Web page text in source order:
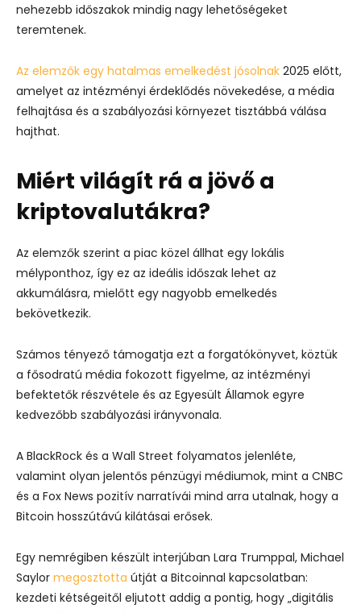
nehezebb időszakok mindig nagy lehetőségeket
teremtenek.
Az elemzők egy hatalmas emelkedést jósolnak 2025 előtt,
amelyet az intézményi érdeklődés növekedése, a média
felhajtása és a szabályozási környezet tisztábbá válása
hajthat.
Miért világít rá a jövő a
kriptovalutákra?
Az elemzők szerint a piac közel állhat egy lokális
mélyponthoz, így ez az ideális időszak lehet az
akkumálásra, mielőtt egy nagyobb emelkedés
bekövetkezik.
Számos tényező támogatja ezt a forgatókönyvet, köztük
a fősodratú média fokozott figyelme, az intézményi
befektetők részvétele és az Egyesült Államok egyre
kedvezőbb szabályozási irányvonala.
A BlackRock és a Wall Street folyamatos jelenléte,
valamint olyan jelentős pénzügyi médiumok, mint a CNBC
és a Fox News pozitív narratívái mind arra utalnak, hogy a
Bitcoin hosszútávú kilátásai erősek.
Egy nemrégiben készült interjúban Lara Trumppal, Michael
Saylor megosztotta útját a Bitcoinnal kapcsolatban:
kezdeti kétségeitől eljutott addig a pontig, hogy „digitális